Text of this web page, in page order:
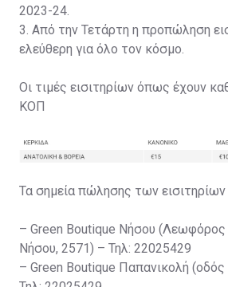
2023-24.
3. Από την Τετάρτη η προπώληση
ελεύθερη για όλο τον κόσμο.
Οι τιμές εισιτηρίων όπως έχουν
ΚΟΠ
Τα σημεία πώλησης των εισιτηρίων
– Green Boutique Νήσου (Λεωφόρος
Νήσου, 2571) – Τηλ: 22025429
– Green Boutique Παπανικολή